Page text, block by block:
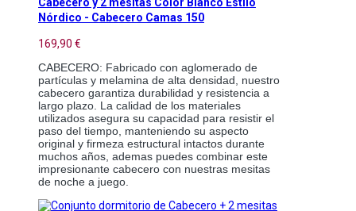
Nórdico - Cabecero Camas 150
169,90 €
CABECERO: Fabricado con aglomerado de
partículas y melamina de alta densidad, nuestro
cabecero garantiza durabilidad y resistencia a
largo plazo. La calidad de los materiales
utilizados asegura su capacidad para resistir el
paso del tiempo, manteniendo su aspecto
original y firmeza estructural intactos durante
muchos años, ademas puedes combinar este
impresionante cabecero con nuestras mesitas
de noche a juego.